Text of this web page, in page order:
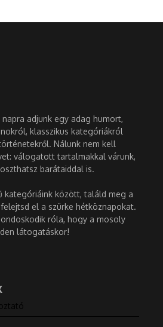
adjunk egy adag humort,
klasszikus kategóriákról
Nálunk nem kell
válogatott tartalmakkal várunk,
barátaiddal is.
kategóriáink között, találd meg a
el a szürke hétköznapokat.
róla, hogy a mosoly
látogatáskor!